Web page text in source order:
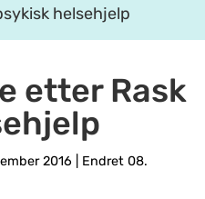
helsehjelp
etter Rask
2016
Endret 08.